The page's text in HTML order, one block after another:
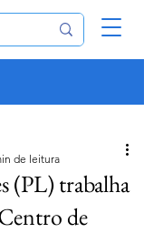
(PL) trabalha
de
de leitura